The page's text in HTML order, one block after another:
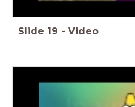
Slide 19 - Video